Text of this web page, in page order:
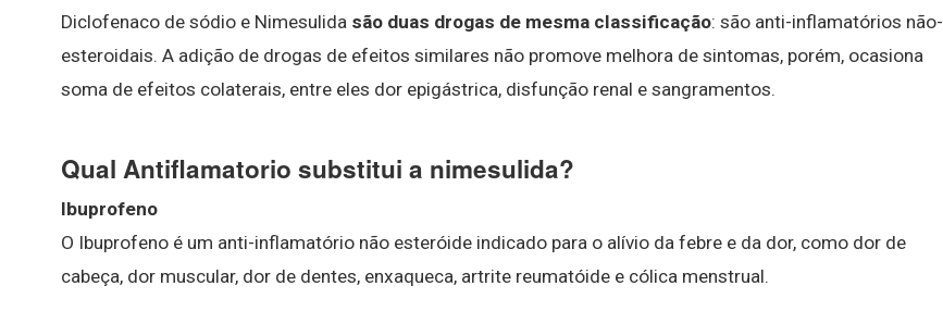
Diclofenaco de sódio e Nimesulida são duas drogas de mesma classificação: são anti-inflamatórios não-
esteroidais. A adição de drogas de efeitos similares não promove melhora de sintomas, porém, ocasiona
soma de efeitos colaterais, entre eles dor epigástrica, disfunção renal e sangramentos.
Qual Antiflamatorio substitui a nimesulida?
Ibuprofeno
O Ibuprofeno é um anti-inflamatório não esteróide indicado para o alívio da febre e da dor, como dor de
cabeça, dor muscular, dor de dentes, enxaqueca, artrite reumatóide e cólica menstrual.